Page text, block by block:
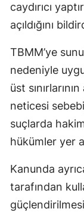
caydırıcı
açıldığını
TBMM’ye
nedeniyle
üst
neticesi
suçlarda
hükümler yer
Kanunda
tarafından